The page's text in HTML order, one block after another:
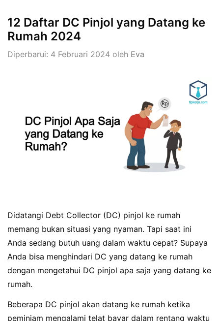
12 Daftar DC Pinjol yang Datang ke
Rumah 2024
Diperbarui: 4 Februari 2024 oleh Eva
Didatangi Debt Collector (DC) pinjol ke rumah
memang bukan situasi yang nyaman. Tapi saat ini
Anda sedang butuh uang dalam waktu cepat? Supaya
Anda bisa menghindari DC yang datang ke rumah
dengan mengetahui DC pinjol apa saja yang datang ke
rumah.
Beberapa DC pinjol akan datang ke rumah ketika
peminjam mengalami telat bayar dalam rentang waktu